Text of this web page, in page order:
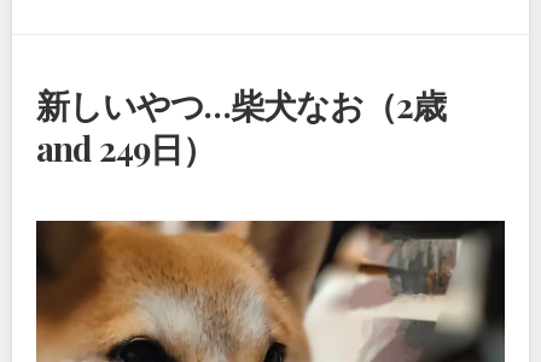
新しいやつ…柴犬なお（2歳
and 249日）